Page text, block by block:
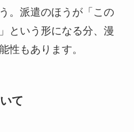
。派遣のほうが「この
という形になる分、漫
性もあります。
て